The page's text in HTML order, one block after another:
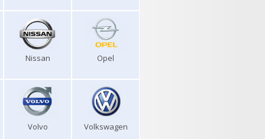
Nissan Opel
Volvo Volkswagen